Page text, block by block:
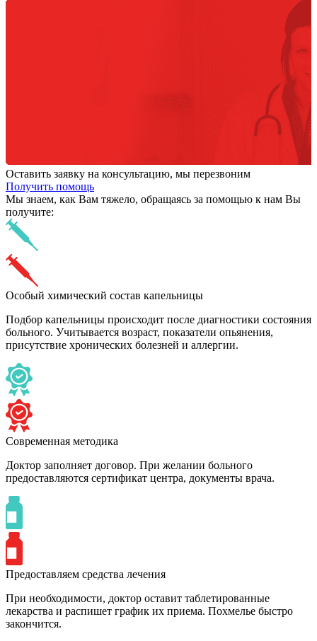
Оставить заявку на консультацию, мы перезвоним
Получить помощь
Мы знаем, как Вам тяжело, обращаясь за помощью к нам Вы
получите:
Особый химический состав капельницы
Подбор капельницы происходит после диагностики состояния
больного. Учитывается возраст, показатели опьянения,
присутствие хронических болезней и аллергии.
Современная методика
Доктор заполняет договор. При желании больного
предоставляются сертификат центра, документы врача.
Предоставляем средства лечения
При необходимости, доктор оставит таблетированные
лекарства и распишет график их приема. Похмелье быстро
закончится.